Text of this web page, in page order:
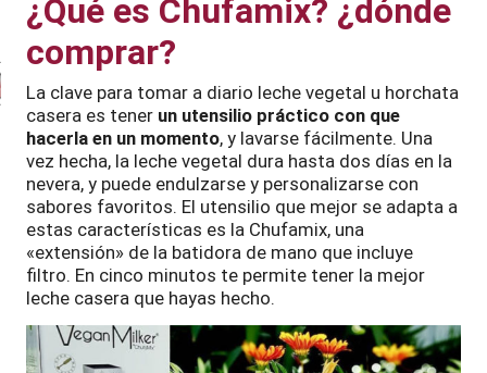
robots de cocina
Comparativa
robot de cocina2026
¿Qué es Chufamix? ¿dónde
comprar?
La clave para tomar a diario leche vegetal u horchata
casera es tener un utensilio práctico con que
hacerla en un momento, y lavarse fácilmente. Una
vez hecha, la leche vegetal dura hasta dos días en la
nevera, y puede endulzarse y personalizarse con
sabores favoritos. El utensilio que mejor se adapta a
estas características es la Chufamix, una
«extensión» de la batidora de mano que incluye
filtro. En cinco minutos te permite tener la mejor
leche casera que hayas hecho.